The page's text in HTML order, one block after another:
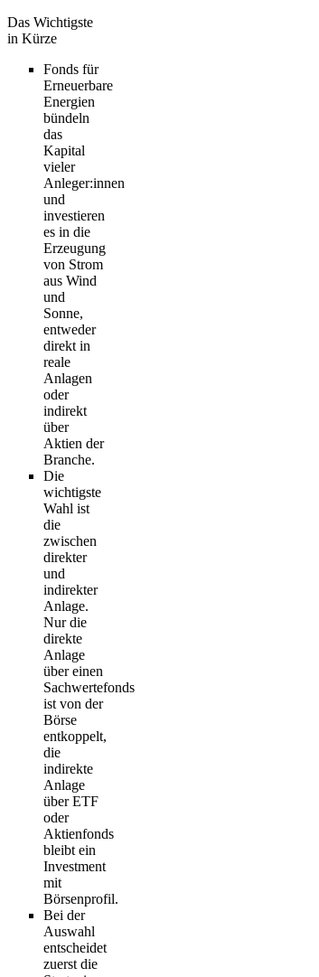
Das Wichtigste
in Kürze
Fonds für
Erneuerbare
Energien
bündeln
das
Kapital
vieler
Anleger:innen
und
investieren
es in die
Erzeugung
von Strom
aus Wind
und
Sonne,
entweder
direkt in
reale
Anlagen
oder
indirekt
über
Aktien der
Branche.
Die
wichtigste
Wahl ist
die
zwischen
direkter
und
indirekter
Anlage.
Nur die
direkte
Anlage
über einen
Sachwertefonds
ist von der
Börse
entkoppelt,
die
indirekte
Anlage
über ETF
oder
Aktienfonds
bleibt ein
Investment
mit
Börsenprofil.
Bei der
Auswahl
entscheidet
zuerst die